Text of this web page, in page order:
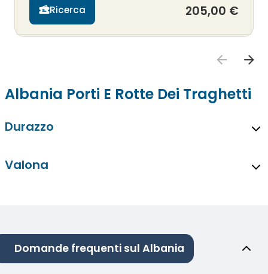
Ricerca 205,00 €
Albania Porti E Rotte Dei Traghetti
Durazzo
Valona
Domande frequenti sul Albania